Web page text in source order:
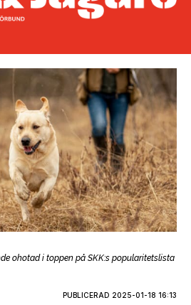
ohotad i toppen på SKK:s popularitetslista
PUBLICERAD 2025-01-18 16:13